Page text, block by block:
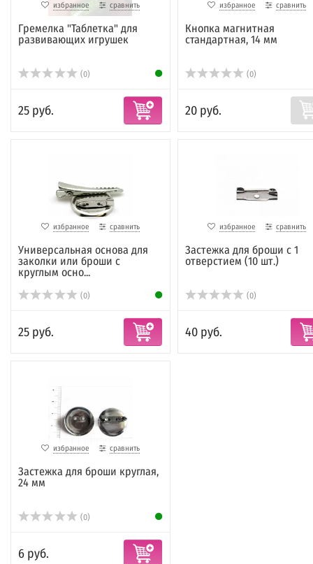
избранное сравнить
Гремелка "Таблетка" для
развивающих игрушек
(0)
25 руб.
избранное сравнить
Кнопка магнитная
стандартная, 14 мм
(0)
20 руб.
избранное сравнить
Универсальная основа для
заколки или броши с
круглым осно...
(0)
25 руб.
избранное сравнить
Застежка для броши с 1
отверстием (10 шт.)
(0)
40 руб.
избранное сравнить
Застежка для броши круглая,
24 мм
(0)
6 руб.